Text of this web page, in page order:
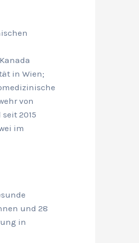
in Wien;
von
2015
im
und 28
in